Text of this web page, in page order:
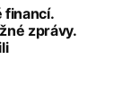
financí.
zprávy.